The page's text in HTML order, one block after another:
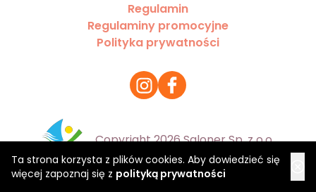
Ta strona korzysta z plików cookies. Aby dowiedzieć się
więcej zapoznaj się z polityką prywatności
Regulamin
Regulaminy promocyjne
Polityka prywatności
Copyright 2026 Saloner Sp. z o.o.